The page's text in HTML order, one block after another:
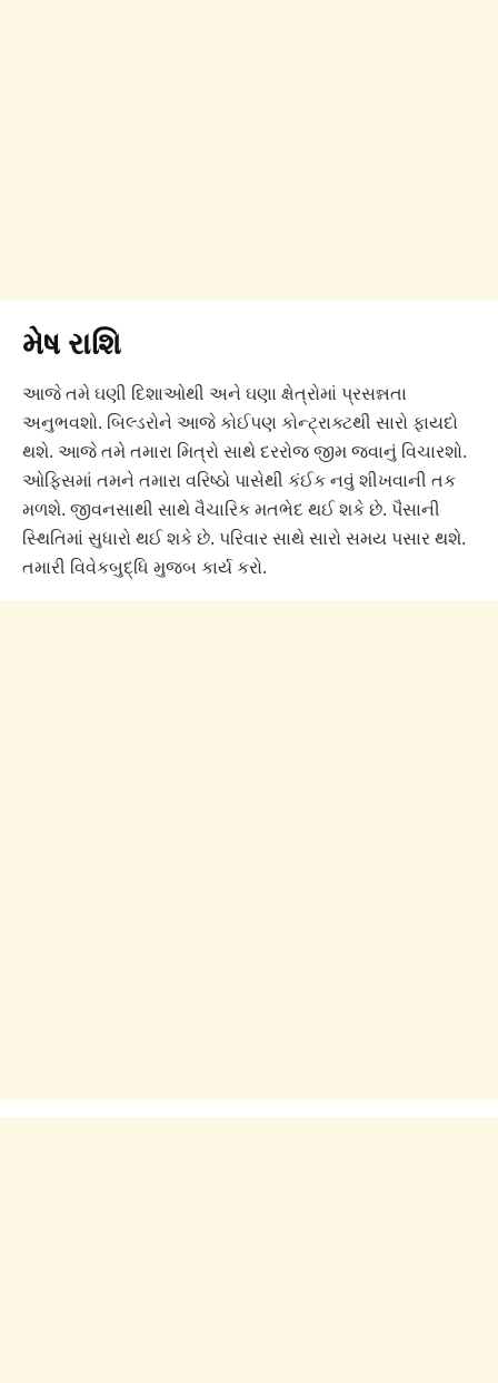
મેષ રાશિ
આજે તમે ઘણી દિશાઓથી અને ઘણા ક્ષેત્રોમાં પ્રસન્નતા
અનુભવશો. બિલ્ડરોને આજે કોઈપણ કોન્ટ્રાક્ટથી સારો ફાયદો
થશે. આજે તમે તમારા મિત્રો સાથે દરરોજ જીમ જવાનું વિચારશો.
ઓફિસમાં તમને તમારા વરિષ્ઠો પાસેથી કંઈક નવું શીખવાની તક
મળશે. જીવનસાથી સાથે વૈચારિક મતભેદ થઈ શકે છે. પૈસાની
સ્થિતિમાં સુધારો થઈ શકે છે. પરિવાર સાથે સારો સમય પસાર થશે.
તમારી વિવેકબુદ્ધિ મુજબ કાર્ય કરો.